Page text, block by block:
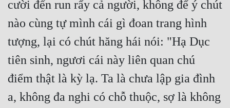
cười đến run rẩy cả người, không để ý chút
nào cùng tự mình cái gì đoan trang hình
tượng, lại có chút hăng hái nói: "Hạ Dục
tiên sinh, ngươi cái này liên quan chú
điểm thật là kỳ lạ. Ta là chưa lập gia đình
a, không đa nghi có chỗ thuộc, sợ là không